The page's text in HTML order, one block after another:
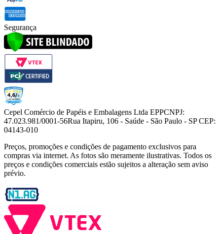
Segurança
Cepel Comércio de Papéis e Embalagens Ltda EPPCNPJ:
47.023.981/0001-56Rua Itapiru, 106 - Saúde - São Paulo - SP CEP:
04143-010
Preços, promoções e condições de pagamento exclusivos para
compras via internet. As fotos são meramente ilustrativas. Todos os
preços e condições comerciais estão sujeitos a alteração sem aviso
prévio.